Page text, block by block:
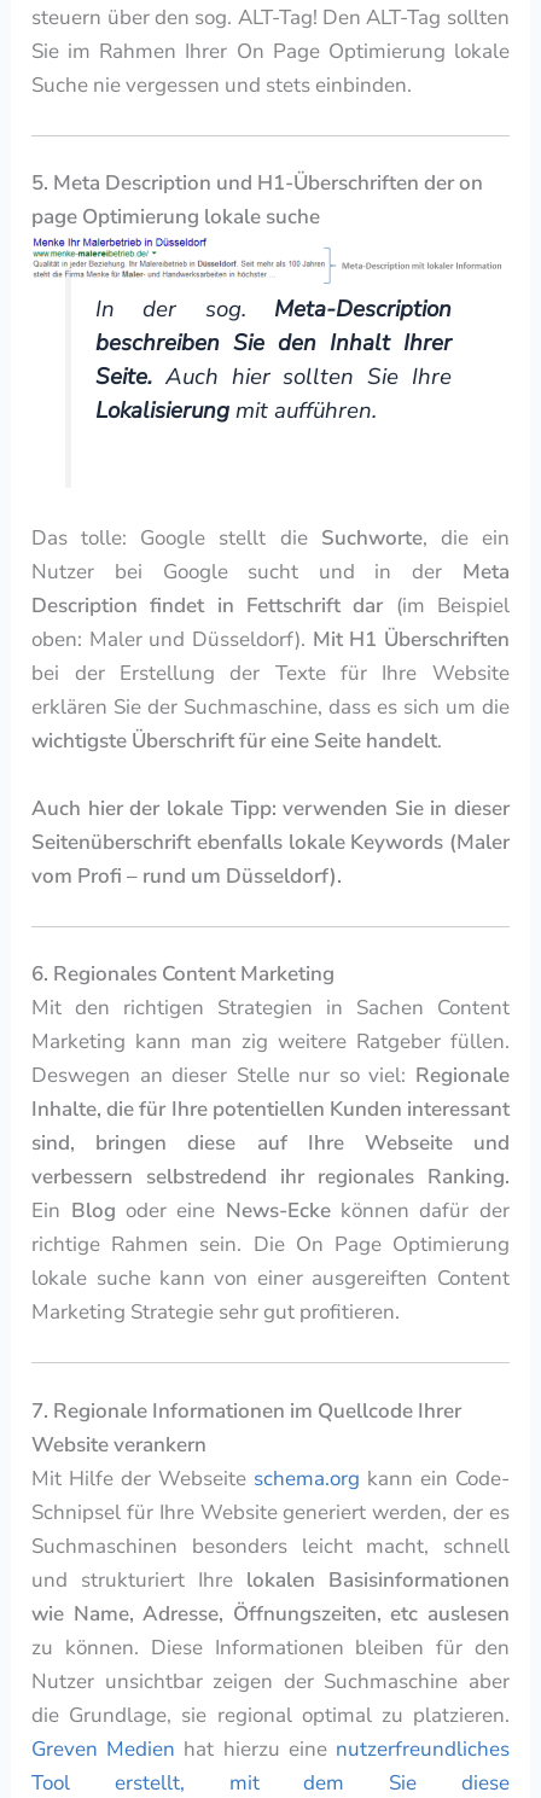
steuern über den sog. ALT-Tag! Den ALT-Tag sollten
Sie im Rahmen Ihrer On Page Optimierung lokale
Suche nie vergessen und stets einbinden.
5. Meta Description und H1-Überschriften der on
page Optimierung lokale suche
In der sog. Meta-Description
beschreiben Sie den Inhalt Ihrer
Seite. Auch hier sollten Sie Ihre
Lokalisierungmit aufführen.
Das tolle: Google stellt die Suchworte, die ein
Nutzer bei Google sucht und in der Meta
Description findet in Fettschrift dar(im Beispiel
oben: Maler und Düsseldorf). Mit H1 Überschriften
bei der Erstellung der Texte für Ihre Website
erklären Sie der Suchmaschine, dass es sich um die
wichtigste Überschrift für eine Seite handelt.
Auch hier der lokale Tipp: verwenden Sie in dieser
Seitenüberschrift ebenfalls lokale Keywords (Maler
vom Profi – rund um Düsseldorf).
6. Regionales Content Marketing
Mit den richtigen Strategien in Sachen Content
Marketing kann man zig weitere Ratgeber füllen.
Deswegen an dieser Stelle nur so viel: Regionale
Inhalte, die für Ihre potentiellen Kunden interessant
sind, bringen diese auf Ihre Webseite und
verbessern selbstredend ihr regionales Ranking.
Ein Blog oder eine News-Eckekönnen dafür der
richtige Rahmen sein. Die On Page Optimierung
lokale suche kann von einer ausgereiften Content
Marketing Strategie sehr gut profitieren.
7. Regionale Informationen im Quellcode Ihrer
Website verankern
Mit Hilfe der Webseite schema.org kann ein Code-
Schnipsel für Ihre Website generiert werden, der es
Suchmaschinen besonders leicht macht, schnell
und strukturiert Ihre lokalen Basisinformationen
wie Name, Adresse, Öffnungszeiten, etc auslesen
zu können. Diese Informationen bleiben für den
Nutzer unsichtbar zeigen der Suchmaschine aber
die Grundlage, sie regional optimal zu platzieren.
Greven Medien hat hierzu eine nutzerfreundliches
Tool erstellt, mit dem Sie diese